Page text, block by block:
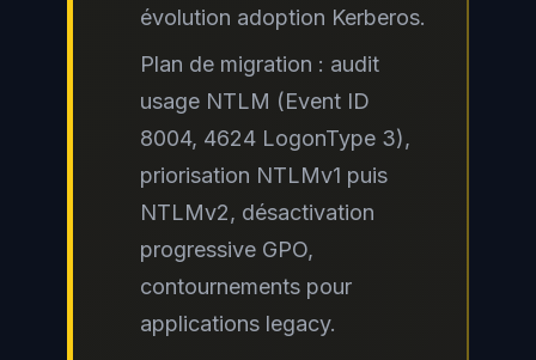
évolution adoption Kerberos.
Plan de migration : audit
usage NTLM (Event ID
8004, 4624 LogonType 3),
priorisation NTLMv1 puis
NTLMv2, désactivation
progressive GPO,
contournements pour
applications legacy.